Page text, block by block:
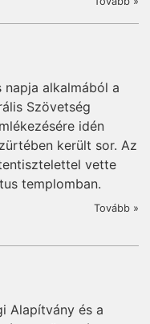
alkalmából a
Szövetség
idén
került sor. Az
vette
templomban.
Tovább »
Alapítvány és a